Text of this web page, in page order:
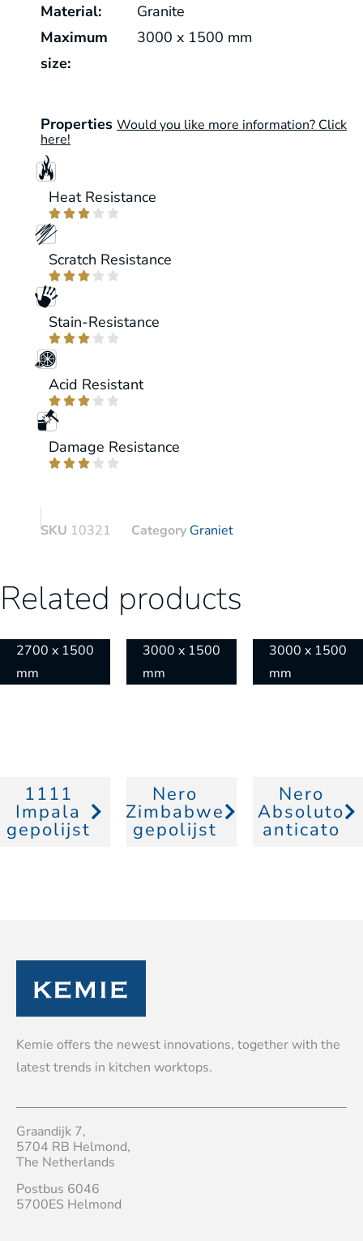
Material:
Granite
Maximum
size:
3000 x 1500 mm
Properties Would you like more information? Click
here!
Heat Resistance
    
Scratch Resistance
    
Stain-Resistance
    
Acid Resistant
    
Damage Resistance
    
SKU 10321 Category Graniet
Related products
2700 x 1500
mm
1111
Impala
gepolijst
3000 x 1500
mm
Nero
Zimbabwe
gepolijst
3000 x 1500
mm
Nero
Absoluto
anticato
Kemie offers the newest innovations, together with the
latest trends in kitchen worktops.
Graandijk 7,
5704 RB Helmond,
The Netherlands
Postbus 6046
5700ES Helmond